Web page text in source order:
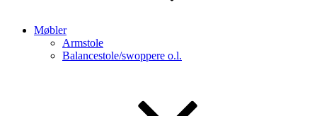
Møbler
Armstole
Balancestole/swoppere o.l.